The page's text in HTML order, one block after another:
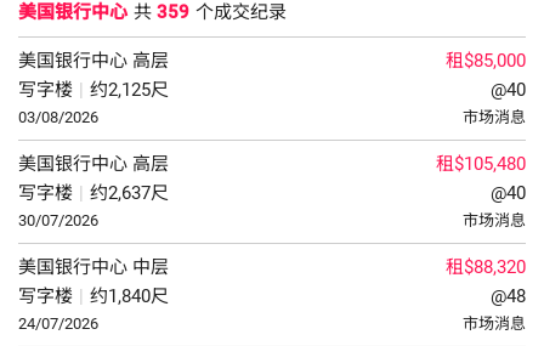
美国银行中心 共 359 个成交纪录
美国银行中心 高层
写字楼 | 约2,125尺
03/08/2026
租$85,000
@40
市场消息
美国银行中心 高层
写字楼 | 约2,637尺
30/07/2026
租$105,480
@40
市场消息
美国银行中心 中层
写字楼 | 约1,840尺
24/07/2026
租$88,320
@48
市场消息